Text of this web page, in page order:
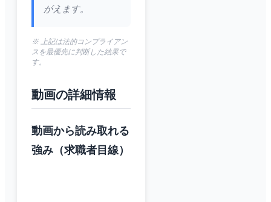
がえます。
※ 上記は法的コンプライアン
スを最優先に判断した結果で
す。
動画の詳細情報
動画から読み取れる
強み（求職者目線）